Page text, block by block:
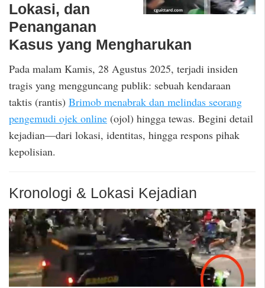
Lokasi, dan
Penanganan
Kasus yang Mengharukan
Pada malam Kamis, 28 Agustus 2025, terjadi insiden
tragis yang mengguncang publik: sebuah kendaraan
taktis (rantis) Brimob menabrak dan melindas seorang
pengemudi ojek online (ojol) hingga tewas. Begini detail
kejadian—dari lokasi, identitas, hingga respons pihak
kepolisian.
Kronologi & Lokasi Kejadian